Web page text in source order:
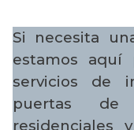
Si necesita
estamos aquí
servicios de
puertas de
residenciales